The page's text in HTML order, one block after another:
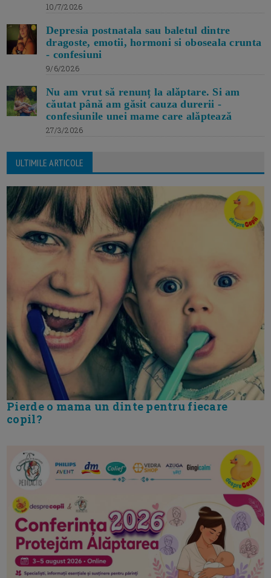
10/7/2026
Depresia postnatala sau baletul dintre
dragoste, emotii, hormoni si oboseala crunta
- confesiuni
9/6/2026
Nu am vrut să renunț la alăptare. Si am
căutat până am găsit cauza durerii -
confesiunile unei mame care alăptează
27/3/2026
ULTIMILE ARTICOLE
Pierde o mama un dinte pentru fiecare
copil?